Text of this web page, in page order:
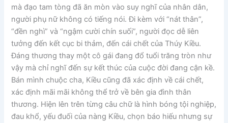
mà đạo tam tòng đã ăn mòn vào suy nghĩ của nhân dân,
người phụ nữ không có tiếng nói. Đi kèm với “nát thân”,
“đền nghì” và “ngậm cười chín suối”, người đọc dễ liên
tưởng đến kết cục bi thảm, đến cái chết của Thúy Kiều.
Đáng thương thay một cô gái đang đổ tuổi trăng tròn như
vậy mà chỉ nghĩ đến sự kết thúc của cuộc đời đang cận kề.
Bán mình chuộc cha, Kiều cũng đã xác định về cái chết,
xác định mãi mãi không thể trở về bên gia đình thân
thương. Hiện lên trên từng câu chữ là hình bóng tội nghiệp,
đau khổ, yếu đuối của nàng Kiều, chọn báo hiếu nhưng sự